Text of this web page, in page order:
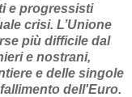
e progressisti
crisi. L’Unione
più difficile dal
e nostrani,
e delle singole
dell'Euro.